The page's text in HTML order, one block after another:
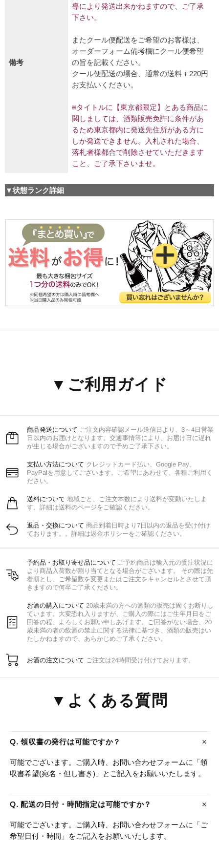
備考
導により発送出来かねますので、ご了承
下さい。
またクール便配送をご希望のお客様は、
オーダーフォーム備考欄にクール便希望
の旨を記載ください。
クール便配送の場合、通常の送料＋220円
お支払いください。
※タイトルに【東京都限定】とある商品に
関しましては、酒類販売免許に条件があ
るため東京都内に発送先住所がある方に
しか発送できません。入札された場合、
落札者様都合で削除させていただきます
こと、ご了承下さいませ。
▼状態ランク詳細
▼ご利用ガイド
商品発送について ご注文内容確認メール送信日より、3～4日営業
日以内のお届けとなります。交通事情等により、お届け日に遅れ
が生じる場合がございますので予めご了承下さい。
支払い方法について クレジットカード払い、Google Pay、
PayPalを用意してございます。ご希望にあわせて、各種ご利用く
ださい。
送料について 地域ごと、ご注文本数により送料が変動いたしま
す。詳細は送料のページをご確認ください。
返品・交換について 商品到着日時より7日以内の返品を受け付け
ております。。詳細は返金ポリシーをご確認ください。
予約品・お取り寄せ品について ご予約商品は輸入元の受注状況に
より商品入荷数が割り当てとなる場合がございます。 その際は先
着順とし、ご希望数を変更またはご注文をキャンセルとさせて頂
きますので何卒ご了承ください。
お酒の購入について 20歳未満の方への酒類の販売は固くお断りし
ています。大変恐れ入りますが、ご購入の際にはご生年月日をご
回答の程、よろしくお願い申しあげます。ご回答がない場合、20
歳未満の者の飲酒の禁止に関する法律に基づき、酒類の販売はい
たしかねますので、あらかじめご了承ください。
お酒の注文について ご注文は24時間受け付けております。
▼よくある質問
Q. 領収書の発行は可能ですか？
可能でございます。ご購入時、お問い合わせフォームに「領
収書希望(宛名・但し書き)」とご記入をお願いいたします。
Q. 配送の日付・時間指定は可能ですか？
可能でございます。ご購入時、お問い合わせフォームに「ご
希望日付・時間」をご記入をお願いいたします。